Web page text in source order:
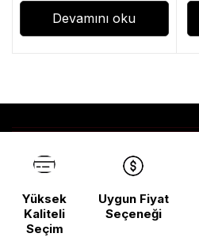
Devamını oku
Yüksek
Kaliteli
Seçim
Uygun Fiyat
Seçeneği